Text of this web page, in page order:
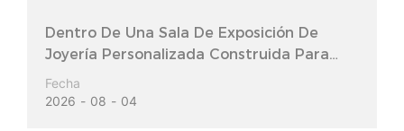
Dentro De Una Sala De Exposición De
Joyería Personalizada Construida Para
Zhou Liu Fu.
Fecha
2026
08 04